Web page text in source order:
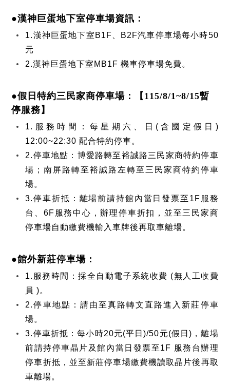
●漢神巨蛋地下室停車場資訊：
1.漢神巨蛋地下室B1F、B2F汽車停車場每小時50
元
2.漢神巨蛋地下室MB1F 機車停車場免費。
●假日特約三民家商停車場：【115/8/1~8/15暫
停服務】
1.服務時間：每星期六、日(含國定假日)
12:00~22:30 配合特約停車。
2.停車地點：博愛路轉至裕誠路三民家商特約停車
場；南屏路轉至裕誠路左轉至三民家商特約停車
場。
3.停車折抵：離場前請持館內當日發票至1F服務
台、6F服務中心，辦理停車折扣，並至三民家商
停車場自動繳費機輸入車牌後再取車離場。
●館外新莊停車場：
1.服務時間：採全自動電子系統收費 (無人工收費
員 )。
2.停車地點：請由至真路轉文直路進入新莊停車
場。
3.停車折抵：每小時20元(平日)/50元(假日)，離場
前請持停車晶片及館內當日發票至1F 服務台辦理
停車折抵，並至新莊停車場繳費機讀取晶片後再取
車離場。